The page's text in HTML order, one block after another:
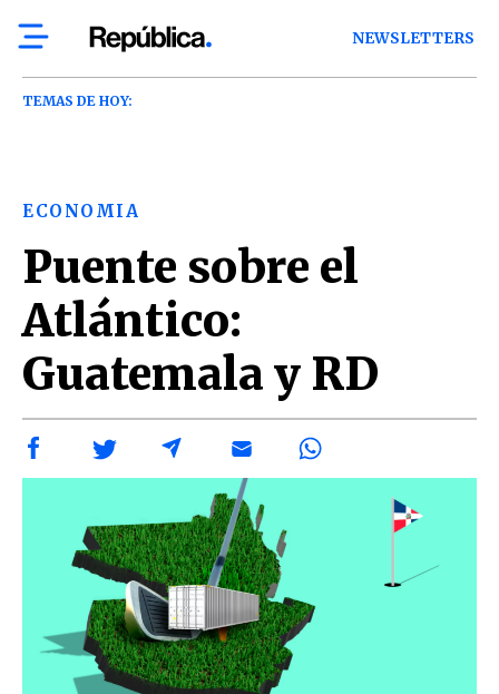
NEWSLETTERS
TEMAS DE HOY:
ECONOMIA
Puente sobre el
Atlántico:
Guatemala y RD